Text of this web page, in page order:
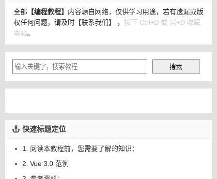
全部 【编程教程】 内容源自网络，仅供学习用途，若有遗漏或版
权任何问题，请及时 【联系我们】 ， 按下 Ctrl+D 或 ⌘+D 收藏
本站。
快速标题定位
1. 阅读本教程前，您需要了解的知识：
2. Vue 3.0 范例